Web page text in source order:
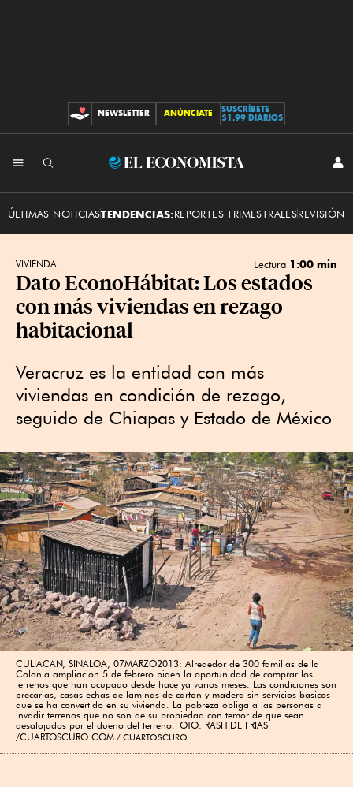
CONTRIBUCIONES
NEWSLETTER ANÚNCIATE
SUSCRÍBETE
$1.99 DIARIOS
El
ÚLTIMAS NOTICIASTENDENCIAS:REPORTES TRIMESTRALESREVISIÓN
VIVIENDA Lectura 1:00 min
Dato EconoHábitat: Los estados
con más viviendas en rezago
habitacional
Veracruz es la entidad con más
viviendas en condición de rezago,
seguido de Chiapas y Estado de México
CULIACAN, SINALOA, 07MARZO2013: Alrededor de 300 familias de la
Colonia ampliacion 5 de febrero piden la oportunidad de comprar los
terrenos que han ocupado desde hace ya varios meses. Las condiciones son
precarias, casas echas de laminas de carton y madera sin servicios basicos
que se ha convertido en su vivienda. La pobreza obliga a las personas a
invadir terrenos que no son de su propiedad con temor de que sean
desalojados por el dueno del terreno.FOTO: RASHIDE FRIAS
/CUARTOSCURO.COM
CUARTOSCURO